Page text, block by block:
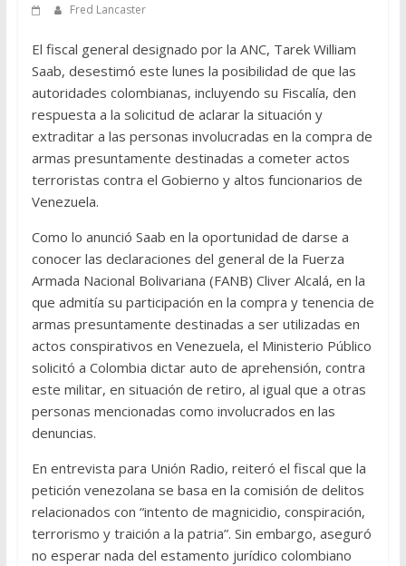
Fred Lancaster
El fiscal general designado por la ANC, Tarek William
Saab, desestimó este lunes la posibilidad de que las
autoridades colombianas, incluyendo su Fiscalía, den
respuesta a la solicitud de aclarar la situación y
extraditar a las personas involucradas en la compra de
armas presuntamente destinadas a cometer actos
terroristas contra el Gobierno y altos funcionarios de
Venezuela.
Como lo anunció Saab en la oportunidad de darse a
conocer las declaraciones del general de la Fuerza
Armada Nacional Bolivariana (FANB) Cliver Alcalá, en la
que admitía su participación en la compra y tenencia de
armas presuntamente destinadas a ser utilizadas en
actos conspirativos en Venezuela, el Ministerio Público
solicitó a Colombia dictar auto de aprehensión, contra
este militar, en situación de retiro, al igual que a otras
personas mencionadas como involucrados en las
denuncias.
En entrevista para Unión Radio, reiteró el fiscal que la
petición venezolana se basa en la comisión de delitos
relacionados con “intento de magnicidio, conspiración,
terrorismo y traición a la patria”. Sin embargo, aseguró
no esperar nada del estamento jurídico colombiano